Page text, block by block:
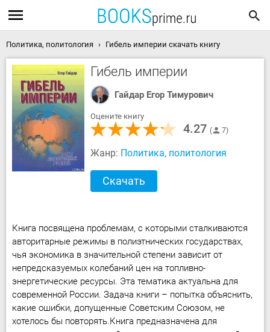
Политика, политология Гибель империи скачать книгу
Гибель империи
Гайдар Егор Тимурович
Оцените книгу
4.27 7
Жанр: Политика, политология
Скачать
Книга посвящена проблемам, с которыми сталкиваются
авторитарные режимы в полиэтнических государствах,
чья экономика в значительной степени зависит от
непредсказуемых колебаний цен на топливно-
энергетические ресурсы. Эта тематика актуальна для
современной России. Задача книги – попытка объяснить,
какие ошибки, допущенные Советским Союзом, не
хотелось бы повторять.Книга предназначена для